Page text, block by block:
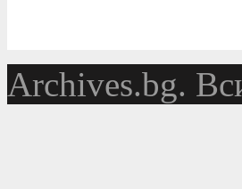
Аrchives.bg.